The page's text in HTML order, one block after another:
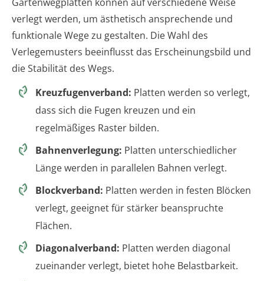
verlegt werden, um ästhetisch ansprechende und
funktionale Wege zu gestalten. Die Wahl des
Verlegemusters beeinflusst das Erscheinungsbild und
die Stabilität des Wegs.
Kreuzfugenverband: Platten werden so verlegt,
dass sich die Fugen kreuzen und ein
regelmäßiges Raster bilden.
Bahnenverlegung: Platten unterschiedlicher
Länge werden in parallelen Bahnen verlegt.
Blockverband: Platten werden in festen Blöcken
verlegt, geeignet für stärker beanspruchte
Flächen.
Diagonalverband: Platten werden diagonal
zueinander verlegt, bietet hohe Belastbarkeit.